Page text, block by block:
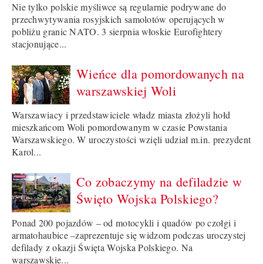
Nie tylko polskie myśliwce są regularnie podrywane do
przechwytywania rosyjskich samolotów operujących w
pobliżu granic NATO. 3 sierpnia włoskie Eurofightery
stacjonujące...
Wieńce dla pomordowanych na
warszawskiej Woli
Warszawiacy i przedstawiciele władz miasta złożyli hołd
mieszkańcom Woli pomordowanym w czasie Powstania
Warszawskiego. W uroczystości wzięli udział m.in. prezydent
Karol...
Co zobaczymy na defiladzie w
Święto Wojska Polskiego?
Ponad 200 pojazdów – od motocykli i quadów po czołgi i
armatohaubice –zaprezentuje się widzom podczas uroczystej
defilady z okazji Święta Wojska Polskiego. Na
warszawskie...